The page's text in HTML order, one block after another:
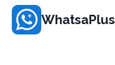
Pular
para
WhatsaPlus